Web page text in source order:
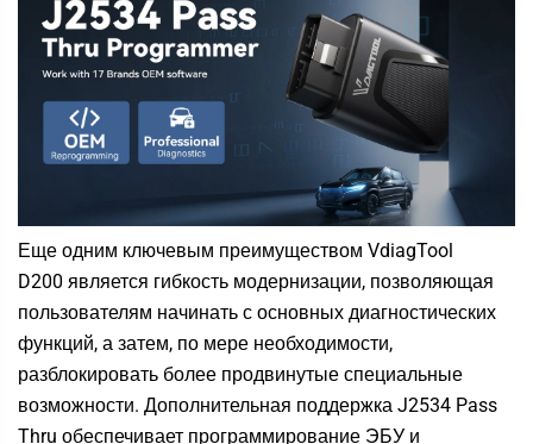
Еще одним ключевым преимуществом VdiagTool
D200 является гибкость модернизации, позволяющая
пользователям начинать с основных диагностических
функций, а затем, по мере необходимости,
разблокировать более продвинутые специальные
возможности. Дополнительная поддержка J2534 Pass
Thru обеспечивает программирование ЭБУ и